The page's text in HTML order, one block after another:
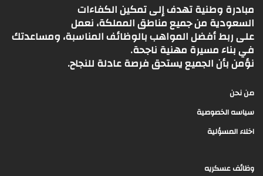
مبادرة وطنية تهدف إلى تمكين الكفاءات
السعودية من جميع مناطق المملكة، نعمل
على ربط أفضل المواهب بالوظائف المناسبة، ومساعدتك
في بناء مسيرة مهنية ناجحة.
نؤمن بأن الجميع يستحق فرصة عادلة للنجاح.
من نحن
سياسه الخصوصية
اخلاء المسؤلية
وظائف عسكريه